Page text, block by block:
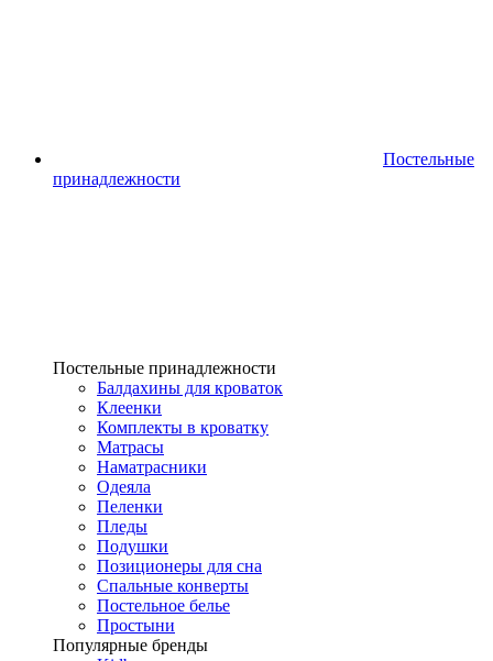
Постельные
принадлежности
Постельные принадлежности
Балдахины для кроваток
Клеенки
Комплекты в кроватку
Матрасы
Наматрасники
Одеяла
Пеленки
Пледы
Подушки
Позиционеры для сна
Спальные конверты
Постельное белье
Простыни
Популярные бренды